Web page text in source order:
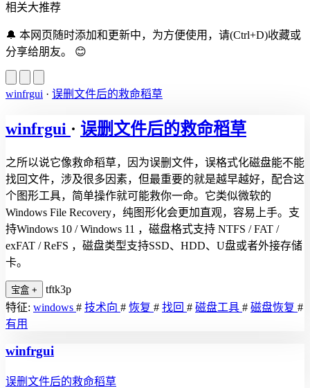
相关大推荐
🔔 本网页随时添加和更新中，为方便使用，请(Ctrl+D)收藏或
分享给朋友。 😊
winfrgui · 误删文件后的救命稻草
winfrgui · 误删文件后的救命稻草
之所以说它像救命稻草，因为误删文件，误格式化磁盘能不能
找回文件，涉及很多因素，但最重要的就是越早越好，配合这
个图形工具，简单操作就可能救你一命。它类似微软的
Windows File Recovery，纯图形化会更加直观，容易上手。支
持Windows 10 / Windows 11 ，磁盘格式支持 NTFS / FAT /
exFAT / ReFS ，磁盘类型支持SSD、HDD、U盘或者外接存储
卡。
宝盒 +
tftk3p
特征: windows # 技术向 # 恢复 # 找回 # 磁盘工具 # 磁盘恢复 #
有用
winfrgui
误删文件后的救命稻草